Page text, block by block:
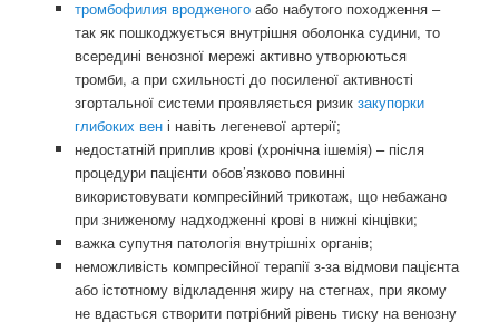
тромбофилия вродженогоабо набутого походження –
так як пошкоджується внутрішня оболонка судини, то
всередині венозної мережі активно утворюються
тромби, а при схильності до посиленої активності
згортальної системи проявляється ризик закупорки
глибоких вені навіть легеневої артерії;
недостатній приплив крові (хронічна ішемія) – після
процедури пацієнти обов’язково повинні
використовувати компресійний трикотаж, що небажано
при зниженому надходженні крові в нижні кінцівки;
важка супутня патологія внутрішніх органів;
неможливість компресійної терапії з-за відмови пацієнта
або істотному відкладення жиру на стегнах, при якому
не вдасться створити потрібний рівень тиску на венозну